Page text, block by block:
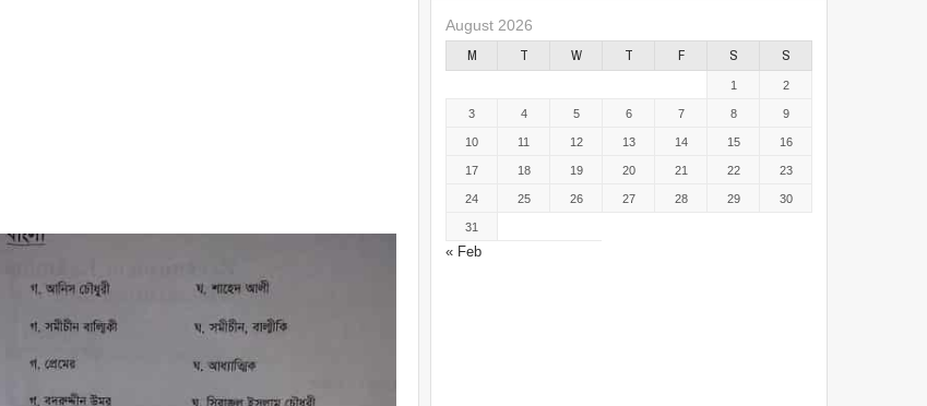
August 2026
M T W T F S S
« Feb
1 2
3 4 5 6 7 8 9
10 11 12 13 14 15 16
17 18 19 20 21 22 23
24 25 26 27 28 29 30
31